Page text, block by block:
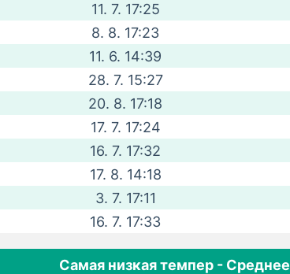
11. 7. 17:25
8. 8. 17:23
11. 6. 14:39
28. 7. 15:27
20. 8. 17:18
17. 7. 17:24
16. 7. 17:32
17. 8. 14:18
3. 7. 17:11
16. 7. 17:33
Самая низкая темпер - Среднее